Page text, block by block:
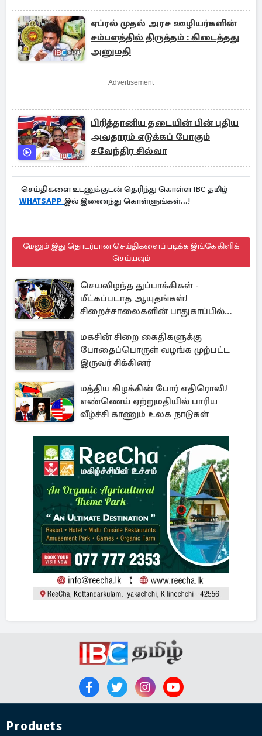
ஏப்ரல் முதல் அரச ஊழியர்களின்
சம்பளத்தில் திருத்தம் : கிடைத்தது
அனுமதி
Advertisement
பிரித்தானிய தடையின் பின் புதிய
அவதாரம் எடுக்கப் போகும்
சவேந்திர சில்வா
செய்திகளை உடனுக்குடன் தெரிந்து கொள்ள IBC தமிழ்
WHATSAPP இல் இணைந்து கொள்ளுங்கள்...!
மேலும் இது தொடர்பான செய்திகளைப் படிக்க இங்கே கிளிக்
செய்யவும்
செயலிழந்த துப்பாக்கிகள் -
மீட்கப்படாத ஆயுதங்கள்!
சிறைச்சாலைகளின் பாதுகாப்பில்
மகசின் சிறை கைதிகளுக்கு
போதைப்பொருள் வழங்க முற்பட்ட
இருவர் சிக்கினர்
மத்திய கிழக்கின் போர் எதிரொலி!
எண்ணெய் ஏற்றுமதியில் பாரிய
வீழ்ச்சி காணும் உலக நாடுகள்
Products